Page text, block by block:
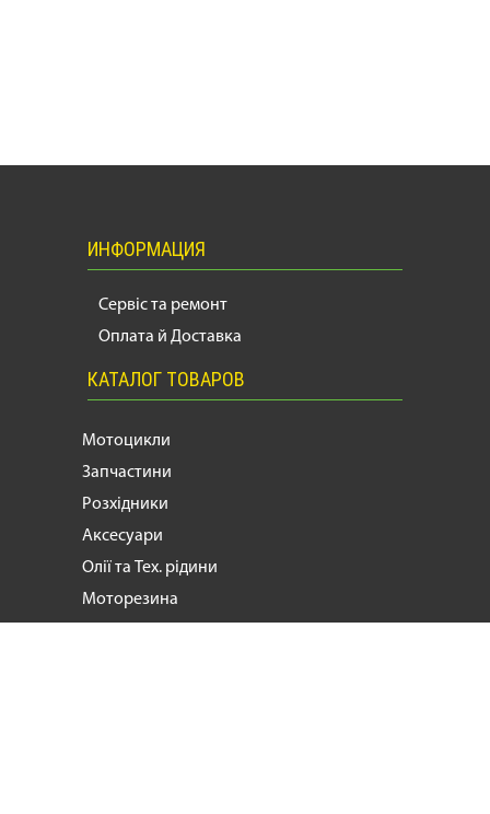
ИНФОРМАЦИЯ
Сервіс та ремонт
Оплата й Доставка
КАТАЛОГ ТОВАРОВ
Мотоцикли
Запчастини
Розхідники
Аксесуари
Олії та Тех. рідини
Моторезина